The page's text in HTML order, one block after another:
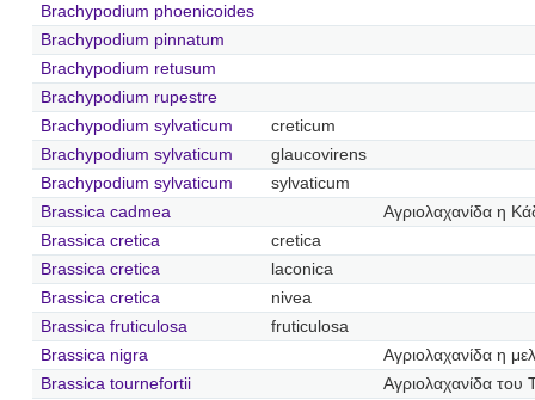
Brachypodium phoenicoides
Brachypodium pinnatum
Brachypodium retusum
Brachypodium rupestre
Brachypodium sylvaticum
creticum
Brachypodium sylvaticum
glaucovirens
Brachypodium sylvaticum
sylvaticum
Brassica cadmea
Αγριολαχανίδα η
Brassica cretica
cretica
Brassica cretica
laconica
Brassica cretica
nivea
Brassica fruticulosa
fruticulosa
Brassica nigra
Αγριολαχανίδα η
Brassica tournefortii
Αγριολαχανίδα του